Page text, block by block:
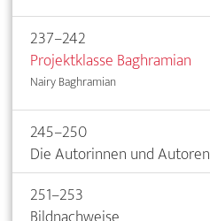
237–242
Projektklasse Baghramian
Nairy Baghramian
245–250
Die Autorinnen und Autoren
251–253